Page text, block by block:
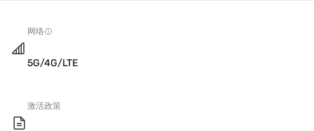
网络
5G/4G/LTE
激活政策